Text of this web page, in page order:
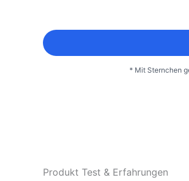
* Mit Sternchen
Produkt Test & Erfahrungen